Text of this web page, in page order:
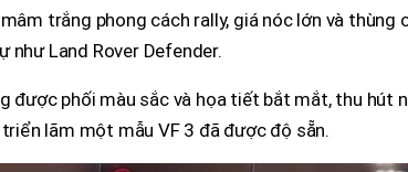
trắng phong cách rally, giá nóc lớn và thùng
như Land Rover Defender.
được phối màu sắc và họa tiết bắt mắt, thu hút
lãm một mẫu VF 3 đã được độ sẵn.